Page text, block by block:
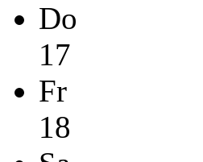
Do
17
Fr
18